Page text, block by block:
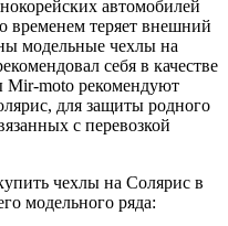
автомобилей
временем теряет внешний
модельные чехлы на
себя в качестве
Mir-moto рекомендуют
для защиты родного
с перевозкой
чехлы на Солярис в
модельного ряда: